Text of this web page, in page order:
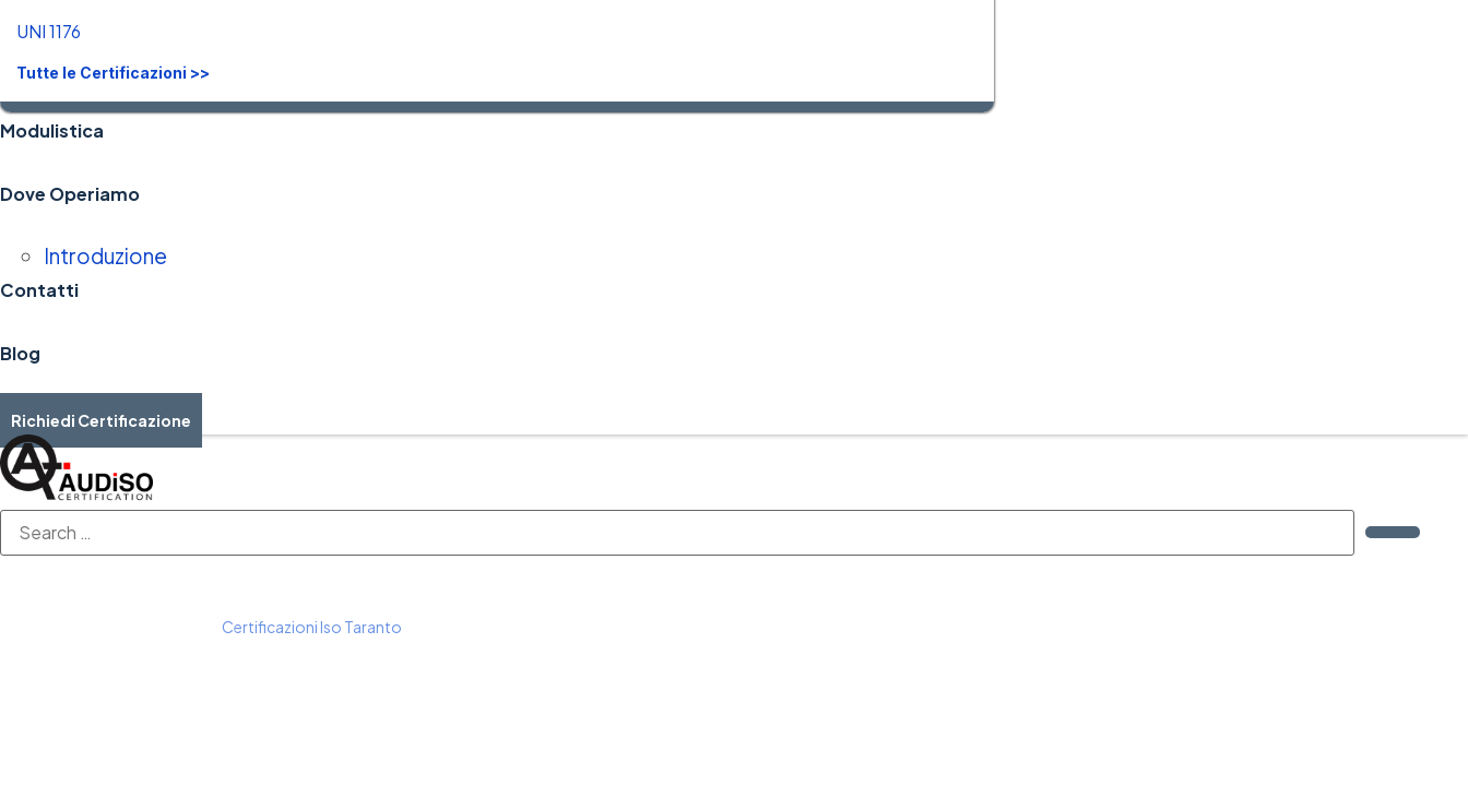
UNI 1176
Tutte le Certificazioni >>
Modulistica
Dove Operiamo
Introduzione
Contatti
Blog
Richiedi Certificazione
Certificazioni Iso Taranto